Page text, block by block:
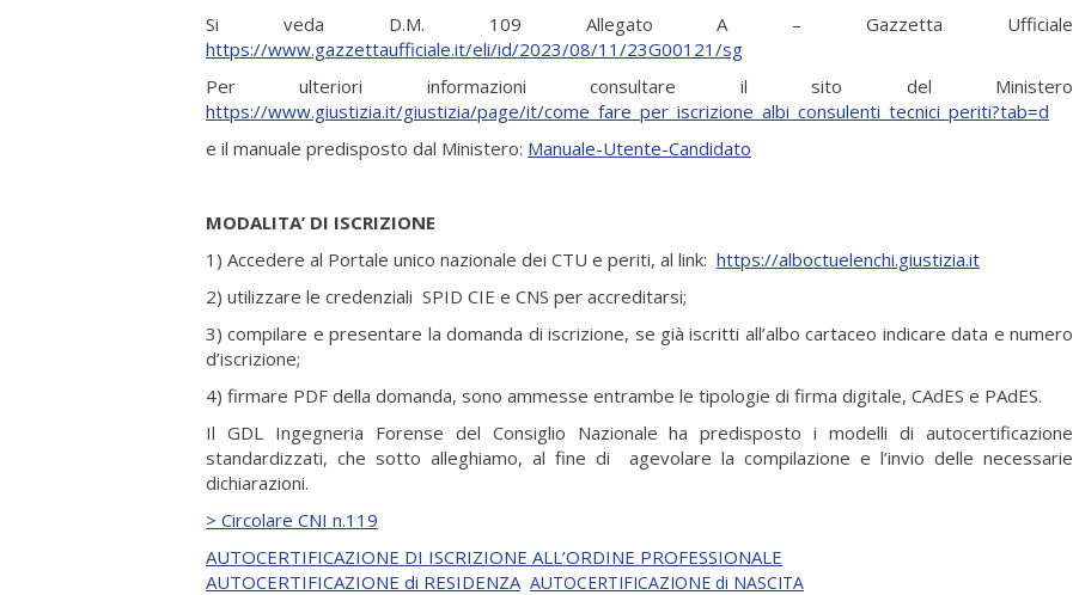
Si veda D.M. 109 Allegato A – Gazzetta Ufficiale
https://www.gazzettaufficiale.it/eli/id/2023/08/11/23G00121/sg
Per ulteriori informazioni consultare il sito del Ministero
https://www.giustizia.it/giustizia/page/it/come_fare_per_iscrizione_albi_consulenti_tecnici_periti?tab=d
e il manuale predisposto dal Ministero: Manuale-Utente-Candidato
MODALITA’ DI ISCRIZIONE
1) Accedere al Portale unico nazionale dei CTU e periti, al link: https://alboctuelenchi.giustizia.it
2) utilizzare le credenziali SPID CIE e CNS per accreditarsi;
3) compilare e presentare la domanda di iscrizione, se già iscritti all’albo cartaceo indicare data e numero
d’iscrizione;
4) firmare PDF della domanda, sono ammesse entrambe le tipologie di firma digitale, CAdES e PAdES.
Il GDL Ingegneria Forense del Consiglio Nazionale ha predisposto i modelli di autocertificazione
standardizzati, che sotto alleghiamo, al fine di agevolare la compilazione e l’invio delle necessarie
dichiarazioni.
> Circolare CNI n.119
AUTOCERTIFICAZIONE DI ISCRIZIONE ALL’ORDINE PROFESSIONALE
AUTOCERTIFICAZIONE di RESIDENZA AUTOCERTIFICAZIONE di NASCITA